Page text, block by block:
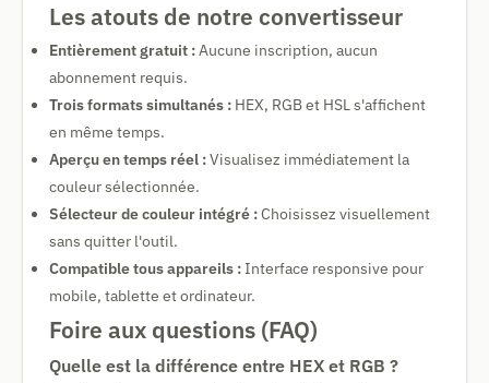
Les atouts de notre convertisseur
Entièrement gratuit :Aucune inscription, aucun
abonnement requis.
Trois formats simultanés : HEX, RGB et HSL s'affichent
en même temps.
Aperçu en temps réel :Visualisez immédiatement la
couleur sélectionnée.
Sélecteur de couleur intégré :Choisissez visuellement
sans quitter l'outil.
Compatible tous appareils :Interface responsive pour
mobile, tablette et ordinateur.
Foire aux questions (FAQ)
Quelle est la différence entre HEX et RGB ?